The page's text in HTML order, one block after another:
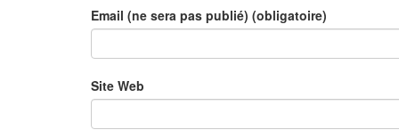
Email (ne sera pas publié) (obligatoire)
Site Web